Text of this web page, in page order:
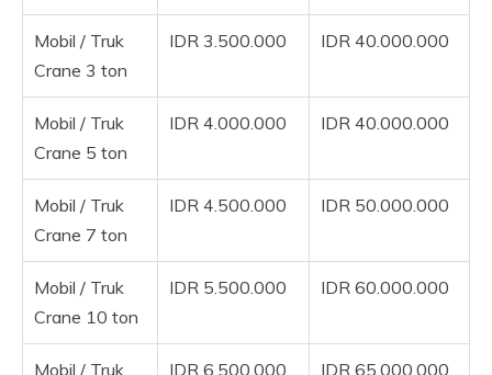
Mobil / Truk
Crane 3 ton
IDR 3.500.000 IDR 40.000.000
Mobil / Truk
Crane 5 ton
IDR 4.000.000 IDR 40.000.000
Mobil / Truk
Crane 7 ton
IDR 4.500.000 IDR 50.000.000
Mobil / Truk
Crane 10 ton
IDR 5.500.000 IDR 60.000.000
Mobil / Truk
IDR 6.500.000 IDR 65.000.000